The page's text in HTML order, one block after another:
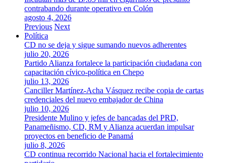
contrabando durante operativo en Colón
agosto 4, 2026
Previous Next
Política
CD no se deja y sigue sumando nuevos adherentes
julio 20, 2026
Partido Alianza fortalece la participación ciudadana con
capacitación cívico-política en Chepo
julio 13, 2026
Canciller Martínez-Acha Vásquez recibe copia de cartas
credenciales del nuevo embajador de China
julio 10, 2026
Presidente Mulino y jefes de bancadas del PRD,
Panameñismo, CD, RM y Alianza acuerdan impulsar
proyectos en beneficio de Panamá
julio 8, 2026
CD continua recorrido Nacional hacia el fortalecimiento